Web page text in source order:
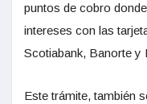
puntos de cobro
intereses con las
Scotiabank, Banorte y
Este trámite, también